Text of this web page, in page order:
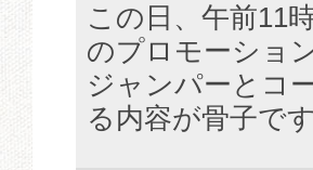
この日、午前11
のプロモーショ
ジャンパーとコ
る内容が骨子です